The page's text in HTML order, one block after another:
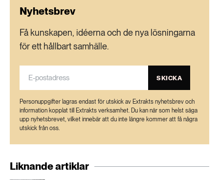
Nyhetsbrev
Få kunskapen, idéerna och de nya lösningarna
för ett hållbart samhälle.
SKICKA
Personuppgifter lagras endast för utskick av Extrakts nyhetsbrev och
information kopplat till Extrakts verksamhet. Du kan när som helst säga
upp nyhetsbrevet, vilket innebär att du inte längre kommer att få några
utskick från oss.
Liknande artiklar